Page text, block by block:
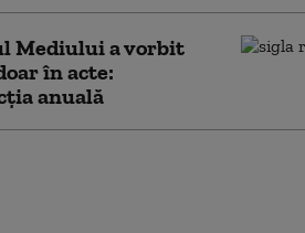
Mediului a vorbit
în acte:
anuală